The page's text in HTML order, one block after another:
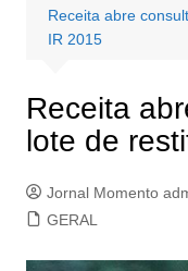
Receita abre
IR 2015
Receita
lote de
Jornal Momento
GERAL